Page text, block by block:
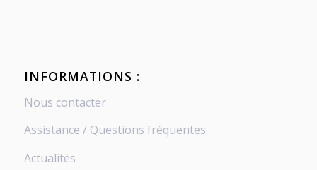
INFORMATIONS :
Nous contacter
Assistance / Questions fréquentes
Actualités